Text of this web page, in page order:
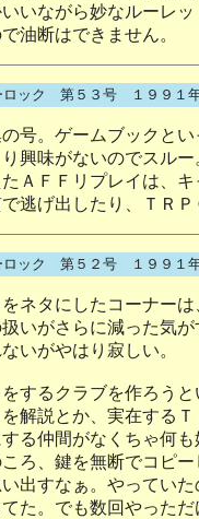
いながら妙なルーレ
油断はできません。
ロック 第５３号 １９９１
号。ゲームブックと
興味がないのでスルー
ＡＦＦリプレイは、
逃げ出したり、ＴＲ
ロック 第５２号 １９９１
ネタにしたコーナー
いがさらに減った気
いがやはり寂しい。
するクラブを作ろう
解説とか、実在する
る仲間がなくちゃ何
ろ、鍵を無断でコピ
出すなぁ。やってい
た。でも数回やった